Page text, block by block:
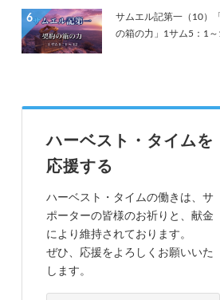
6
サムエル記第一（10）
の箱の力」1サム5：1～
ハーベスト・タイムを
応援する
ハーベスト・タイムの働きは、サ
ポーターの皆様のお祈りと、献金
により維持されております。
ぜひ、応援をよろしくお願いいた
します。